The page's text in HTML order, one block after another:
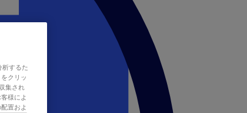
析するた
をクリッ
集され
様によ
置およ